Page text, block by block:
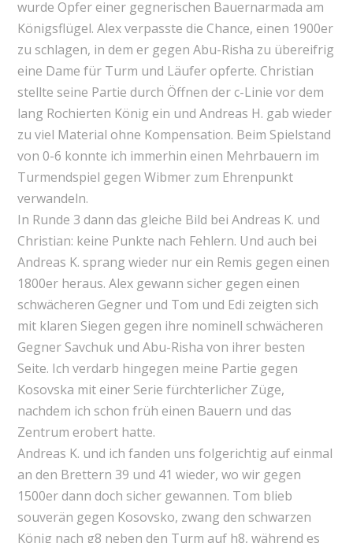
wurde Opfer einer gegnerischen Bauernarmada am
Königsflügel. Alex verpasste die Chance, einen 1900er
zu schlagen, in dem er gegen Abu-Risha zu übereifrig
eine Dame für Turm und Läufer opferte. Christian
stellte seine Partie durch Öffnen der c-Linie vor dem
lang Rochierten König ein und Andreas H. gab wieder
zu viel Material ohne Kompensation. Beim Spielstand
von 0-6 konnte ich immerhin einen Mehrbauern im
Turmendspiel gegen Wibmer zum Ehrenpunkt
verwandeln.
In Runde 3 dann das gleiche Bild bei Andreas K. und
Christian: keine Punkte nach Fehlern. Und auch bei
Andreas K. sprang wieder nur ein Remis gegen einen
1800er heraus. Alex gewann sicher gegen einen
schwächeren Gegner und Tom und Edi zeigten sich
mit klaren Siegen gegen ihre nominell schwächeren
Gegner Savchuk und Abu-Risha von ihrer besten
Seite. Ich verdarb hingegen meine Partie gegen
Kosovska mit einer Serie fürchterlicher Züge,
nachdem ich schon früh einen Bauern und das
Zentrum erobert hatte.
Andreas K. und ich fanden uns folgerichtig auf einmal
an den Brettern 39 und 41 wieder, wo wir gegen
1500er dann doch sicher gewannen. Tom blieb
souverän gegen Kosovsko, zwang den schwarzen
König nach g8 neben den Turm auf h8, während es